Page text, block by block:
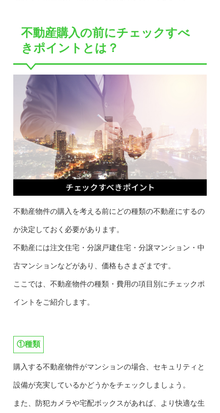
不動産購入の前にチェックすべ
きポイントとは？
不動産物件の購入を考える前にどの種類の不動産にするの
か決定しておく必要があります。
不動産には注文住宅・分譲戸建住宅・分譲マンション・中
古マンションなどがあり、価格もさまざまです。
ここでは、不動産物件の種類・費用の項目別にチェックポ
イントをご紹介します。
①種類
購入する不動産物件がマンションの場合、セキュリティと
設備が充実しているかどうかをチェックしましょう。
また、防犯カメラや宅配ボックスがあれば、より快適な生